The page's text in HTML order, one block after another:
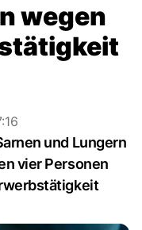
wegen
und Lungern
vier Personen